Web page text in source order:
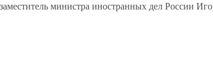
министра иностранных дел России